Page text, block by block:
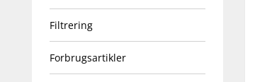
Filtrering
Forbrugsartikler